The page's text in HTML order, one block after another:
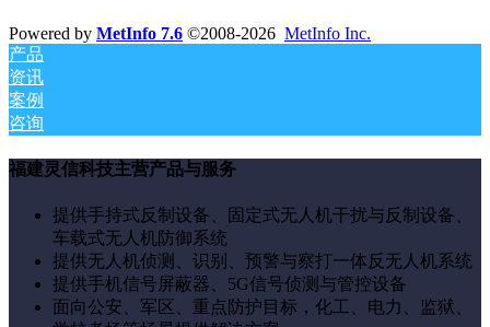
Powered by MetInfo 7.6 ©2008-2026 MetInfo Inc.
产品
资讯
案例
咨询
福建灵信科技主营产品与服务
提供手持式反制设备、固定式无人机干扰与反制设备、
车载式无人机防御系统
提供无人机侦测、识别、预警与察打一体反无人机系统
提供手机信号屏蔽器、5G信号侦测与管控设备
面向公安、军区、重点防护目标，化工、电力、监狱、